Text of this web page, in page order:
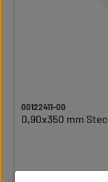
00122411-00
0,90x350 mm